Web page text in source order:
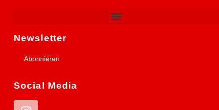
Newsletter
Abonnieren
Social Media